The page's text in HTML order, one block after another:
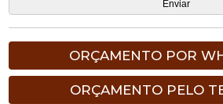
ORÇAMENTO POR
ORÇAMENTO PELO